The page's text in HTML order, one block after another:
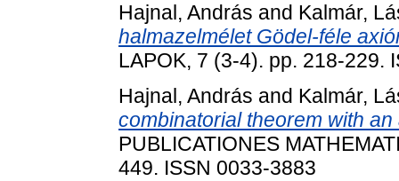
Hajnal, András and Kalmár,
halmazelmélet Gödel-féle
LAPOK, 7 (3-4). pp. 218-229.
Hajnal, András and Kalmár,
combinatorial theorem with
PUBLICATIONES
449. ISSN 0033-3883